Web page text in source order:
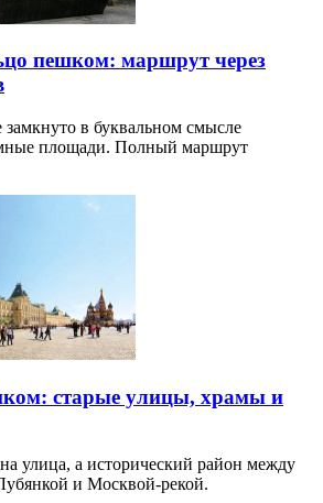
пешком: маршрут через
замкнуто в буквальном смысле
площади. Полный маршрут
старые улицы, храмы и
улица, а исторический район между
и Москвой-рекой.